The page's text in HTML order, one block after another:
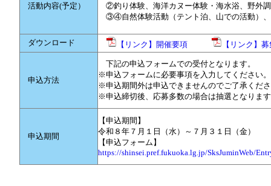
活動内容(予定）
②釣り体験、海洋カヌー体験・海水浴、野外
③④自然体験活動（テント泊、山での活動）、
ダウンロード 【リンク】開催要項 【リンク】
申込方法
下記の申込フォームでの受付となります。
※申込フォームに必要事項を入力してください。
※申込期間外は申込できませんのでご了承くだ
※申込締切後、応募多数の場合は抽選となりま
申込期間
【申込期間】
令和８年７月１日（水）～７月３１日（金）
【申込フォーム】
https://shinsei.pref.fukuoka.lg.jp/SksJuminWeb/